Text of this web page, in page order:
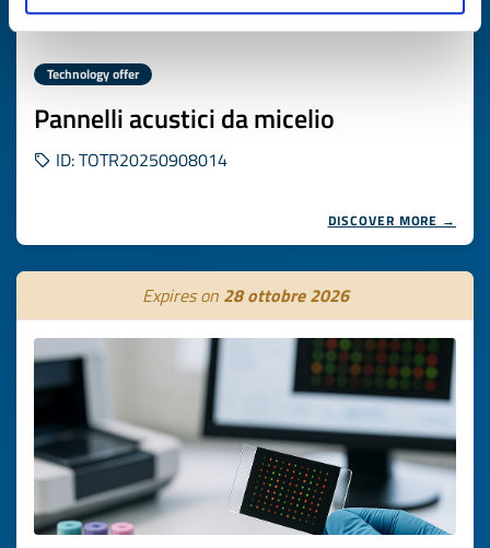
Technology offer
Pannelli acustici da micelio
ID: TOTR20250908014
DISCOVER MORE →
Expires on 28 ottobre 2026